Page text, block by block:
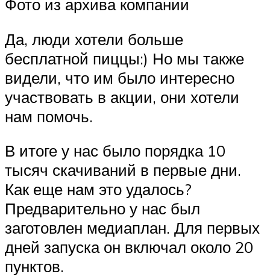
Фото из архива компании
Да, люди хотели больше
бесплатной пиццы:) Но мы также
видели, что им было интересно
участвовать в акции, они хотели
нам помочь.
В итоге у нас было порядка 10
тысяч скачиваний в первые дни.
Как еще нам это удалось?
Предварительно у нас был
заготовлен медиаплан. Для первых
дней запуска он включал около 20
пунктов.